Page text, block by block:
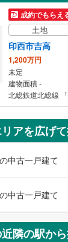
成約でもらえ
土地
印西市吉高
1,200万円
未定
建物面積 -
北総鉄道北総線
アを広げ
中古一戸建て
中古一戸建て
隣の駅か